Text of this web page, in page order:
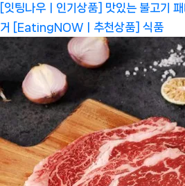
[잇팅나우ㅣ인기상품] 맛있는 불고기
거 [EatingNOWㅣ추천상품] 식품